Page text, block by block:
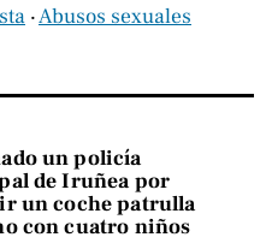
‧Abusos sexuales
un policía
de Iruñea por
un coche patrulla
con cuatro niños